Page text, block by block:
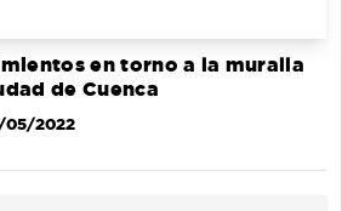
en torno a la muralla
de Cuenca
05/2022